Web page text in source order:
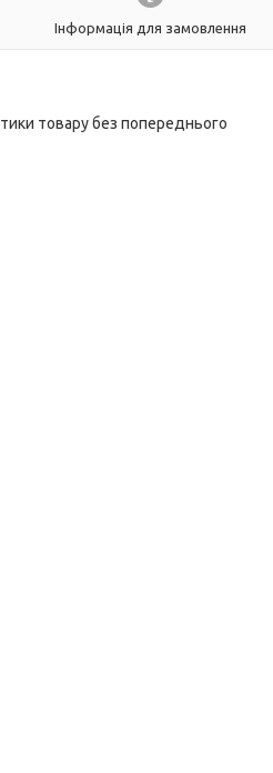
Інформація для замовлення
товару без попереднього